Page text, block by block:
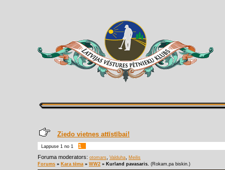
Ziedo vietnes attīstībai!
Lappuse 1 no 1
1
Foruma moderators: otomars Valduha
Meilis
Forums » Kara tēma » WW2 » Kurland pavasaris. (Rokam,pa biskin.)